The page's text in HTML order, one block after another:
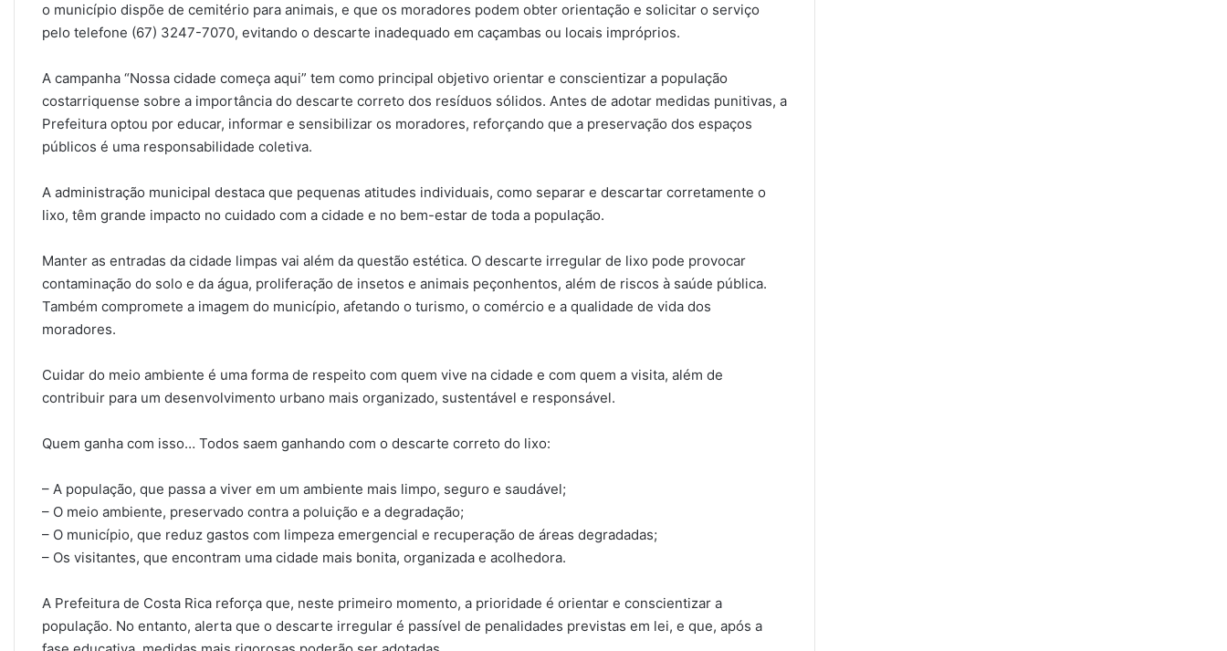
o município dispõe de cemitério para animais, e que os moradores podem obter orientação e solicitar o serviço
pelo telefone (67) 3247-7070, evitando o descarte inadequado em caçambas ou locais impróprios.
A campanha “Nossa cidade começa aqui” tem como principal objetivo orientar e conscientizar a população
costarriquense sobre a importância do descarte correto dos resíduos sólidos. Antes de adotar medidas punitivas, a
Prefeitura optou por educar, informar e sensibilizar os moradores, reforçando que a preservação dos espaços
públicos é uma responsabilidade coletiva.
A administração municipal destaca que pequenas atitudes individuais, como separar e descartar corretamente o
lixo, têm grande impacto no cuidado com a cidade e no bem-estar de toda a população.
Manter as entradas da cidade limpas vai além da questão estética. O descarte irregular de lixo pode provocar
contaminação do solo e da água, proliferação de insetos e animais peçonhentos, além de riscos à saúde pública.
Também compromete a imagem do município, afetando o turismo, o comércio e a qualidade de vida dos
moradores.
Cuidar do meio ambiente é uma forma de respeito com quem vive na cidade e com quem a visita, além de
contribuir para um desenvolvimento urbano mais organizado, sustentável e responsável.
Quem ganha com isso… Todos saem ganhando com o descarte correto do lixo:
– A população, que passa a viver em um ambiente mais limpo, seguro e saudável;
– O meio ambiente, preservado contra a poluição e a degradação;
– O município, que reduz gastos com limpeza emergencial e recuperação de áreas degradadas;
– Os visitantes, que encontram uma cidade mais bonita, organizada e acolhedora.
A Prefeitura de Costa Rica reforça que, neste primeiro momento, a prioridade é orientar e conscientizar a
população. No entanto, alerta que o descarte irregular é passível de penalidades previstas em lei, e que, após a